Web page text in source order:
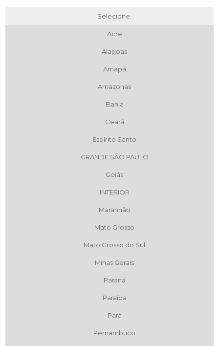
Selecione:
Acre
Alagoas
Amapá
Amazonas
Bahia
Ceará
Espírito Santo
GRANDE SÃO PAULO
Goiás
INTERIOR
Maranhão
Mato Grosso
Mato Grosso do Sul
Minas Gerais
Paraná
Paraíba
Pará
Pernambuco